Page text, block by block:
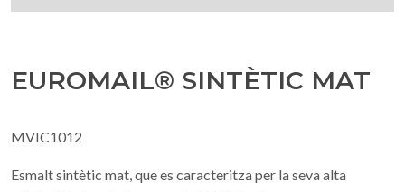
EUROMAIL® SINTÈTIC MAT
MVIC1012
Esmalt sintètic mat, que es caracteritza per la seva alta